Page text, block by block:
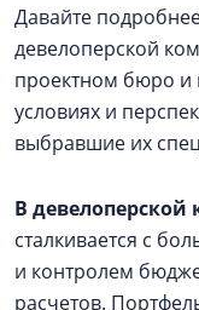
Давайте
девелоперской
проектном бюро и
условиях и
выбравшие их
В
сталкивается с
и контролем
расчетов.